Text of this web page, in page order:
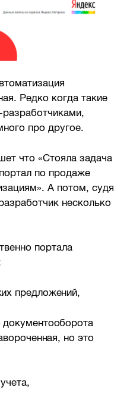
Редко когда такие
разработчиками,
про другое.
что «Стояла задача
по продаже
А потом, судя
несколько
портала
предложений,
документооборота
но это